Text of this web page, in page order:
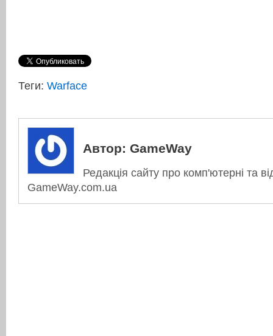
Теги: Warface
Автор: GameWay
Редакція сайту про комп'ютерні та
GameWay.com.ua